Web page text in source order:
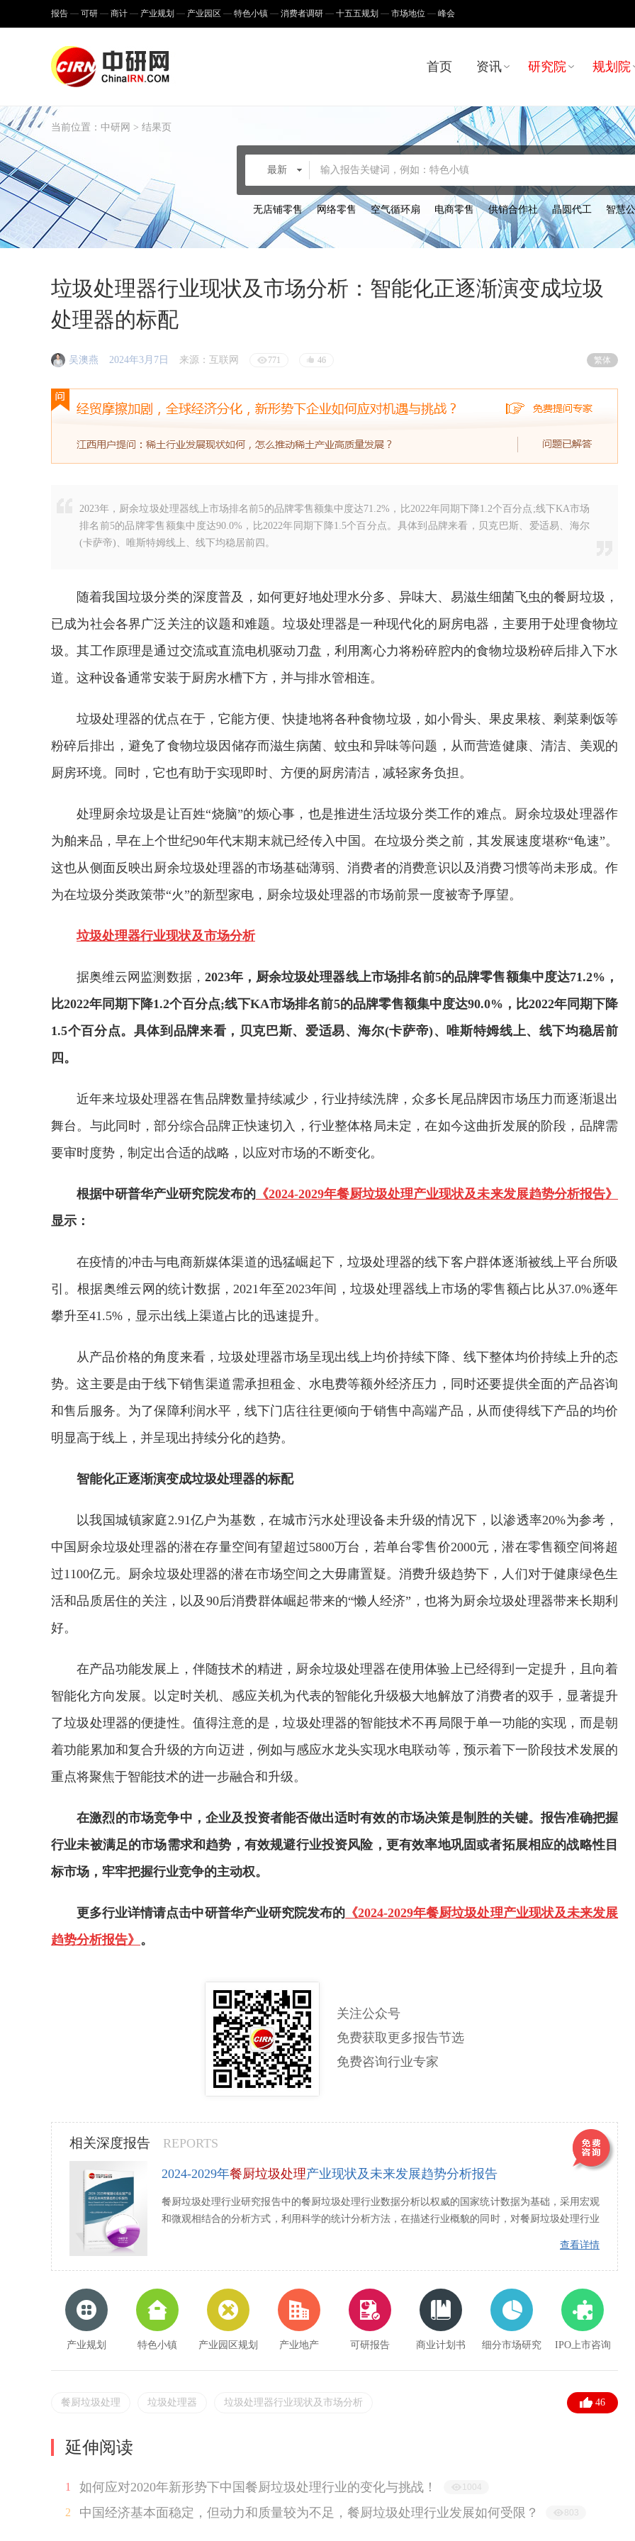
报告 可研 商计 产业规划 产业园区 特色小镇 消费者调研 十五五规划 市场地位 峰会
首页 资讯 研究院 规划院
当前位置： 中研网 > 结果页
输入报告关键词，例如：特色小镇
最新
无店铺零售 网络零售 空气循环扇 电商零售 供销合作社 晶圆代工 智慧
垃圾处理器行业现状及市场分析：智能化正逐渐演变成垃圾
处理器的标配
吴澳燕 2024年3月7日 来源：互联网 771 46 繁体
2023年，厨余垃圾处理器线上市场排名前5的品牌零售额集中度达71.2%，比2022年同期下降1.2个百分点;线下KA市场
排名前5的品牌零售额集中度达90.0%，比2022年同期下降1.5个百分点。具体到品牌来看，贝克巴斯、爱适易、海尔
(卡萨帝)、唯斯特姆线上、线下均稳居前四。
随着我国垃圾分类的深度普及，如何更好地处理水分多、异味大、易滋生细菌飞虫的餐厨垃圾，
已成为社会各界广泛关注的议题和难题。垃圾处理器是一种现代化的厨房电器，主要用于处理食物垃
圾。其工作原理是通过交流或直流电机驱动刀盘，利用离心力将粉碎腔内的食物垃圾粉碎后排入下水
道。这种设备通常安装于厨房水槽下方，并与排水管相连。
垃圾处理器的优点在于，它能方便、快捷地将各种食物垃圾，如小骨头、果皮果核、剩菜剩饭等
粉碎后排出，避免了食物垃圾因储存而滋生病菌、蚊虫和异味等问题，从而营造健康、清洁、美观的
厨房环境。同时，它也有助于实现即时、方便的厨房清洁，减轻家务负担。
处理厨余垃圾是让百姓“烧脑”的烦心事，也是推进生活垃圾分类工作的难点。厨余垃圾处理器作
为舶来品，早在上个世纪90年代末期末就已经传入中国。在垃圾分类之前，其发展速度堪称“龟速”。
这也从侧面反映出厨余垃圾处理器的市场基础薄弱、消费者的消费意识以及消费习惯等尚未形成。作
为在垃圾分类政策带“火”的新型家电，厨余垃圾处理器的市场前景一度被寄予厚望。
垃圾处理器行业现状及市场分析
据奥维云网监测数据， 2023年，厨余垃圾处理器线上市场排名前5的品牌零售额集中度达71.2%，
比2022年同期下降1.2个百分点;线下KA市场排名前5的品牌零售额集中度达90.0%，比2022年同期下降
1.5个百分点。具体到品牌来看，贝克巴斯、爱适易、海尔(卡萨帝)、唯斯特姆线上、线下均稳居前
四。
近年来垃圾处理器在售品牌数量持续减少，行业持续洗牌，众多长尾品牌因市场压力而逐渐退出
舞台。与此同时，部分综合品牌正快速切入，行业整体格局未定，在如今这曲折发展的阶段，品牌需
要审时度势，制定出合适的战略，以应对市场的不断变化。
根据中研普华产业研究院发布的《2024-2029年餐厨垃圾处理产业现状及未来发展趋势分析报告》
显示：
在疫情的冲击与电商新媒体渠道的迅猛崛起下，垃圾处理器的线下客户群体逐渐被线上平台所吸
引。根据奥维云网的统计数据，2021年至2023年间，垃圾处理器线上市场的零售额占比从37.0%逐年
攀升至41.5%，显示出线上渠道占比的迅速提升。
从产品价格的角度来看，垃圾处理器市场呈现出线上均价持续下降、线下整体均价持续上升的态
势。这主要是由于线下销售渠道需承担租金、水电费等额外经济压力，同时还要提供全面的产品咨询
和售后服务。为了保障利润水平，线下门店往往更倾向于销售中高端产品，从而使得线下产品的均价
明显高于线上，并呈现出持续分化的趋势。
智能化正逐渐演变成垃圾处理器的标配
以我国城镇家庭2.91亿户为基数，在城市污水处理设备未升级的情况下，以渗透率20%为参考，
中国厨余垃圾处理器的潜在存量空间有望超过5800万台，若单台零售价2000元，潜在零售额空间将超
过1100亿元。厨余垃圾处理器的潜在市场空间之大毋庸置疑。消费升级趋势下，人们对于健康绿色生
活和品质居住的关注，以及90后消费群体崛起带来的“懒人经济”，也将为厨余垃圾处理器带来长期利
好。
在产品功能发展上，伴随技术的精进，厨余垃圾处理器在使用体验上已经得到一定提升，且向着
智能化方向发展。以定时关机、感应关机为代表的智能化升级极大地解放了消费者的双手，显著提升
了垃圾处理器的便捷性。值得注意的是，垃圾处理器的智能技术不再局限于单一功能的实现，而是朝
着功能累加和复合升级的方向迈进，例如与感应水龙头实现水电联动等，预示着下一阶段技术发展的
重点将聚焦于智能技术的进一步融合和升级。
在激烈的市场竞争中，企业及投资者能否做出适时有效的市场决策是制胜的关键。报告准确把握
行业未被满足的市场需求和趋势，有效规避行业投资风险，更有效率地巩固或者拓展相应的战略性目
标市场，牢牢把握行业竞争的主动权。
更多行业详情请点击中研普华产业研究院发布的 《2024-2029年餐厨垃圾处理产业现状及未来发展
趋势分析报告》 。
关注公众号
免费获取更多报告节选
免费咨询行业专家
相关深度报告 REPORTS
2024-2029年餐厨垃圾处理产业现状及未来发展趋势分析报告
餐厨垃圾处理行业研究报告中的餐厨垃圾处理行业数据分析以权威的国家统计数据为基础，采用宏观
和微观相结合的分析方式，利用科学的统计分析方法，在描述行业概貌的同时，对餐厨垃圾处理行业
查看详情
产业规划 特色小镇 产业园区规划 产业地产 可研报告 商业计划书 细分市场研究 IPO上市咨询
餐厨垃圾处理 垃圾处理器 垃圾处理器行业现状及市场分析 46
延伸阅读
1 如何应对2020年新形势下中国餐厨垃圾处理行业的变化与挑战！ 1004
2 中国经济基本面稳定，但动力和质量较为不足，餐厨垃圾处理行业发展如何受限？ 803